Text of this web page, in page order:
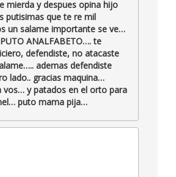
mierda y despues opina hijo
putisimas que te re mil
un salame importante se ve…
PUTO ANALFABETO…. te
defendiste, no atacaste
ademas defendiste
lado.. gracias maquina…
vos… y patados en el orto para
puto mama pija…